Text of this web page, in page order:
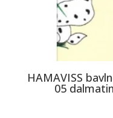
HAMAVISS
05